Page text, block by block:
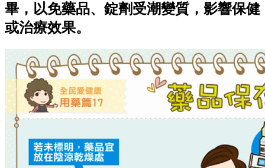
畢，以免藥品、錠劑受潮變質，影響保健
或治療效果。